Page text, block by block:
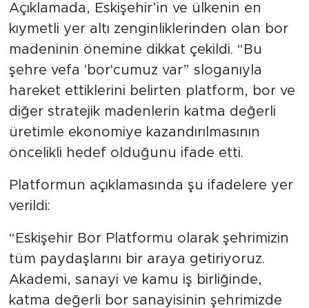
Açıklamada, Eskişehir’in ve ülkenin en
kıymetli yer altı zenginliklerinden olan bor
madeninin önemine dikkat çekildi. “Bu
şehre vefa 'bor'cumuz var” sloganıyla
hareket ettiklerini belirten platform, bor ve
diğer stratejik madenlerin katma değerli
üretimle ekonomiye kazandırılmasının
öncelikli hedef olduğunu ifade etti.
Platformun açıklamasında şu ifadelere yer
verildi:
“Eskişehir Bor Platformu olarak şehrimizin
tüm paydaşlarını bir araya getiriyoruz.
Akademi, sanayi ve kamu iş birliğinde,
katma değerli bor sanayisinin şehrimizde